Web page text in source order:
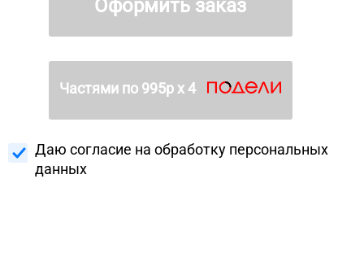
Оформить заказ
Частями по 995р х 4
Даю согласие на обработку персональных
данных